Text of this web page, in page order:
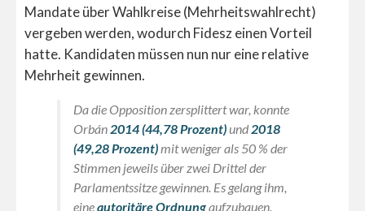
Mandate über Wahlkreise (Mehrheitswahlrecht)
vergeben werden, wodurch Fidesz einen Vorteil
hatte. Kandidaten müssen nun nur eine relative
Mehrheit gewinnen.
Da die Opposition zersplittert war, konnte
Orbán2014 (44,78 Prozent)und2018
(49,28 Prozent)mit weniger als 50 % der
Stimmen jeweils über zwei Drittel der
Parlamentssitze gewinnen. Es gelang ihm,
eineautoritäre Ordnungaufzubauen.